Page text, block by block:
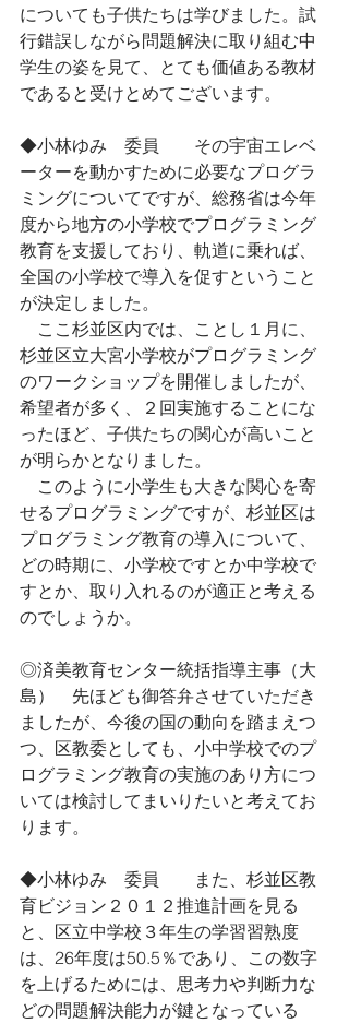
についても子供たちは学びました。試
行錯誤しながら問題解決に取り組む中
学生の姿を見て、とても価値ある教材
であると受けとめてございます。
◆小林ゆみ　委員　　その宇宙エレベ
ーターを動かすために必要なプログラ
ミングについてですが、総務省は今年
度から地方の小学校でプログラミング
教育を支援しており、軌道に乗れば、
全国の小学校で導入を促すということ
が決定しました。
ここ杉並区内では、ことし１月に、
杉並区立大宮小学校がプログラミング
のワークショップを開催しましたが、
希望者が多く、２回実施することにな
ったほど、子供たちの関心が高いこと
が明らかとなりました。
このように小学生も大きな関心を寄
せるプログラミングですが、杉並区は
プログラミング教育の導入について、
どの時期に、小学校ですとか中学校で
すとか、取り入れるのが適正と考える
のでしょうか。
◎済美教育センター統括指導主事（大
島）　先ほども御答弁させていただき
ましたが、今後の国の動向を踏まえつ
つ、区教委としても、小中学校でのプ
ログラミング教育の実施のあり方につ
いては検討してまいりたいと考えてお
ります。
◆小林ゆみ　委員　　また、杉並区教
育ビジョン２０１２推進計画を見る
と、区立中学校３年生の学習習熟度
は、26年度は50.5％であり、この数字
を上げるためには、思考力や判断力な
どの問題解決能力が鍵となっている